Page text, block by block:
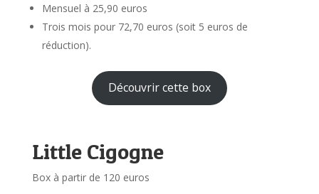
Mensuel à 25,90 euros
Trois mois pour 72,70 euros (soit 5 euros de
réduction).
Découvrir cette box
Little Cigogne
Box à partir de 120 euros